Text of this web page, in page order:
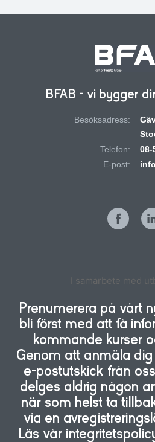
BFAB - vi bygger
Besöksadress:
Telefon:
08-
E-post:
I samarbete med
Prenumerera på vårt
bli först med att få
kommande kurser
Genom att anmäla dig
e-postutskick från
delges aldrig någon
när som helst ta
via en
Läs vår